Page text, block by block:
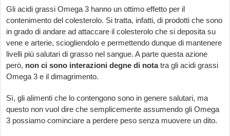
Gli acidi grassi Omega 3 hanno un ottimo effetto per il
contenimento del colesterolo. Si tratta, infatti, di prodotti che sono
in grado di andare ad attaccare il colesterolo che si deposita su
vene e arterie, sciogliendolo e permettendo dunque di mantenere
livelli più salutari di grasso nel sangue. A parte questa azione
però, non ci sono interazioni degne di notatra gli acidi grassi
Omega 3 e il dimagrimento.
Sì, gli alimenti che lo contengono sono in genere salutari, ma
questo non vuol dire che semplicemente assumendo gli Omega
3 possiamo cominciare a perdere peso senza muovere un dito.